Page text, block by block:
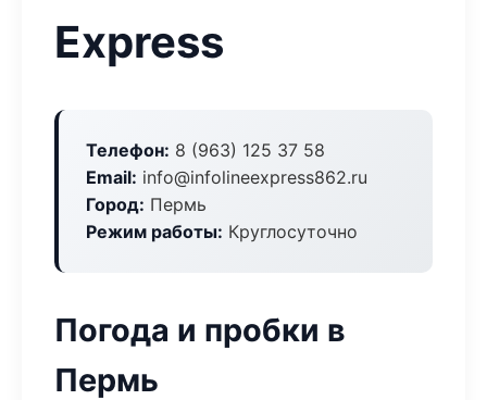
Express
Телефон: 8 (963) 125 37 58
Email: info@infolineexpress862.ru
Город: Пермь
Режим работы: Круглосуточно
Погода и пробки в
Пермь